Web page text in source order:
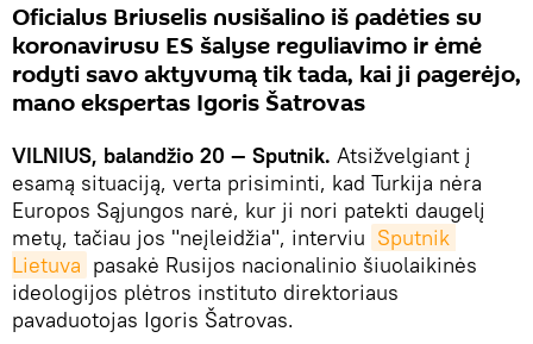
Oficialus Briuselis nusišalino iš padėties su
koronavirusu ES šalyse reguliavimo ir ėmė
rodyti savo aktyvumą tik tada, kai ji pagerėjo,
mano ekspertas Igoris Šatrovas
VILNIUS, balandžio 20 — Sputnik. Atsižvelgiant į
esamą situaciją, verta prisiminti, kad Turkija nėra
Europos Sąjungos narė, kur ji nori patekti daugelį
metų, tačiau jos "neįleidžia", interviu Sputnik
Lietuva pasakė Rusijos nacionalinio šiuolaikinės
ideologijos plėtros instituto direktoriaus
pavaduotojas Igoris Šatrovas.